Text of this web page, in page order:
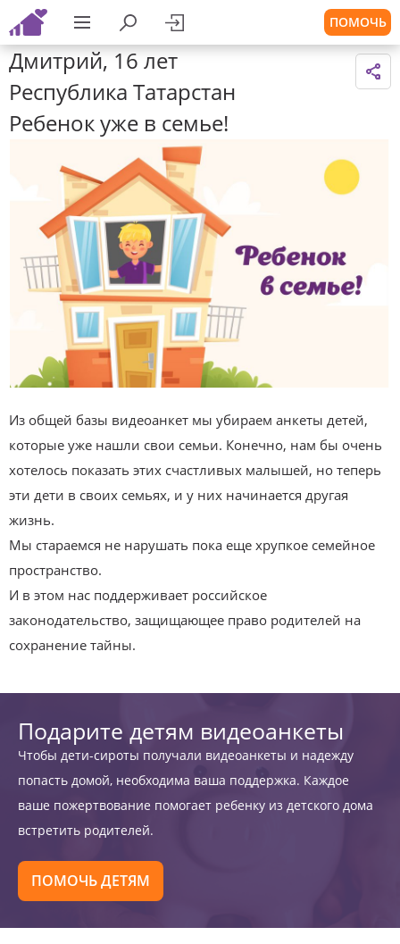
ПОМОЧЬ
Дмитрий, 16 лет
Республика Татарстан
Ребенок уже в семье!
Из общей базы видеоанкет мы убираем анкеты детей,
которые уже нашли свои семьи. Конечно, нам бы очень
хотелось показать этих счастливых малышей, но теперь
эти дети в своих семьях, и у них начинается другая
жизнь.
Мы стараемся не нарушать пока еще хрупкое семейное
пространство.
И в этом нас поддерживает российское
законодательство, защищающее право родителей на
сохранение тайны.
Подарите детям видеоанкеты
Чтобы дети-сироты получали видеоанкеты и надежду
попасть домой, необходима ваша поддержка. Каждое
ваше пожертвование помогает ребенку из детского дома
встретить родителей.
ПОМОЧЬ ДЕТЯМ